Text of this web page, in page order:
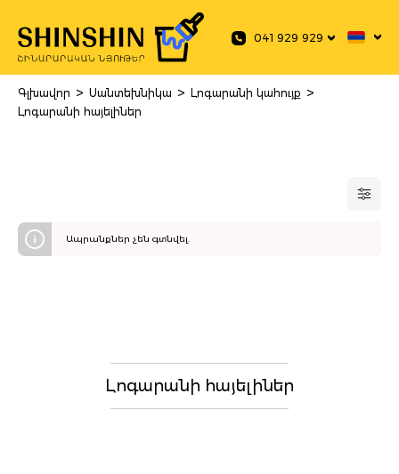
041 929 929
Գլխավոր > Սանտեխնիկա > Լոգարանի կահույք >
Լոգարանի հայելիներ
Ապրանքներ չեն գտնվել.
Լոգարանի հայելիներ